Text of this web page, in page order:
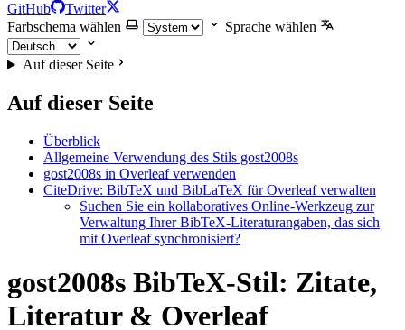
GitHub
Twitter
Farbschema wählen
Sprache wählen
Auf dieser Seite
Auf dieser Seite
Überblick
Allgemeine Verwendung des Stils gost2008s
gost2008s in Overleaf verwenden
CiteDrive: BibTeX und BibLaTeX für Overleaf verwalten
Suchen Sie ein kollaboratives Online-Werkzeug zur
Verwaltung Ihrer BibTeX-Literaturangaben, das sich
mit Overleaf synchronisiert?
gost2008s BibTeX-Stil: Zitate,
Literatur & Overleaf